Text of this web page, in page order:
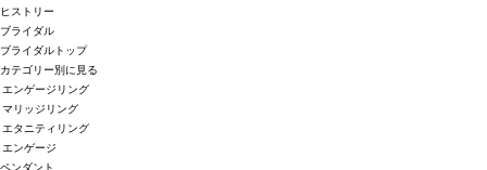
ヒストリー
ブライダル
ブライダルトップ
カテゴリー別に見る
エンゲージリング
マリッジリング
エタニティリング
エンゲージ